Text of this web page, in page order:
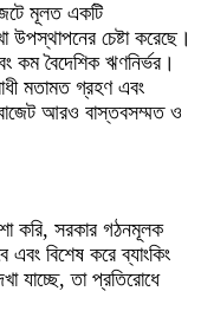
মূলত একটি
চেষ্টা করেছে।
কম বৈদেশিক ঋণনির্ভর।
মতামত গ্রহণ এবং
বাজেট আরও বাস্তবসম্মত ও
করি, সরকার গঠনমূলক
বিশেষ করে ব্যাংকিং
যাচ্ছে, তা প্রতিরোধে